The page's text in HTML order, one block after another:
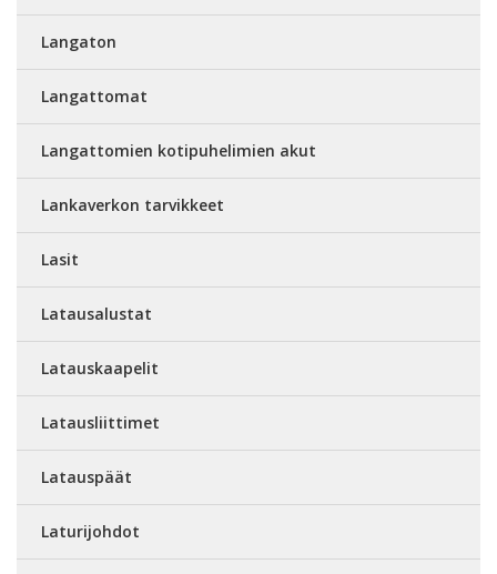
Langaton
Langattomat
Langattomien kotipuhelimien akut
Lankaverkon tarvikkeet
Lasit
Latausalustat
Latauskaapelit
Latausliittimet
Latauspäät
Laturijohdot